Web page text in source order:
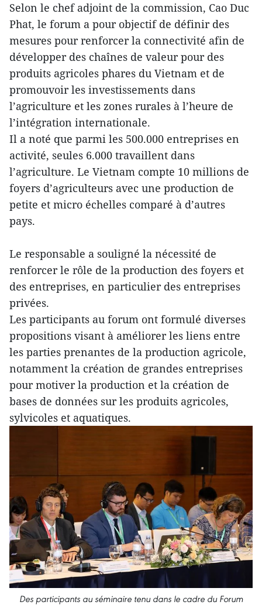
Selon le chef adjoint de la commission, Cao Duc
Phat, le forum a pour objectif de définir des
mesures pour renforcer la connectivité afin de
développer des chaînes de valeur pour des
produits agricoles phares du Vietnam et de
promouvoir les investissements dans
l’agriculture et les zones rurales à l’heure de
l’intégration internationale.
Il a noté que parmi les 500.000 entreprises en
activité, seules 6.000 travaillent dans
l’agriculture. Le Vietnam compte 10 millions de
foyers d’agriculteurs avec une production de
petite et micro échelles comparé à d’autres
pays.
Le responsable a souligné la nécessité de
renforcer le rôle de la production des foyers et
des entreprises, en particulier des entreprises
privées.
Les participants au forum ont formulé diverses
propositions visant à améliorer les liens entre
les parties prenantes de la production agricole,
notamment la création de grandes entreprises
pour motiver la production et la création de
bases de données sur les produits agricoles,
sylvicoles et aquatiques.
Des participants au séminaire tenu dans le cadre du Forum